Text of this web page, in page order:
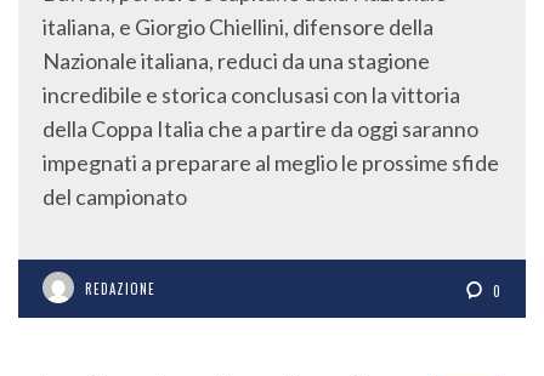
italiana, e Giorgio Chiellini, difensore della
Nazionale italiana, reduci da una stagione
incredibile e storica conclusasi con la vittoria
della Coppa Italia che a partire da oggi saranno
impegnati a preparare al meglio le prossime sfide
del campionato
REDAZIONE 0